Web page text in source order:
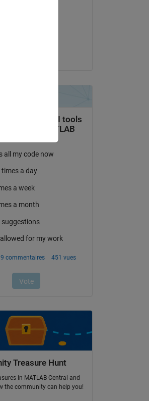
Treasure Hunt
in MATLAB Central and
the community can help you!